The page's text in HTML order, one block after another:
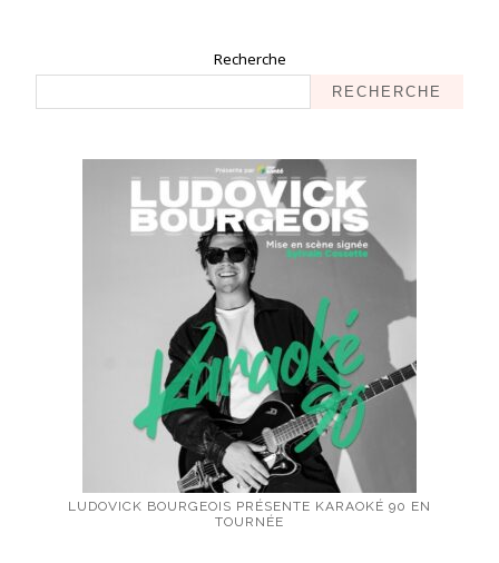
Recherche
RECHERCHE
LUDOVICK BOURGEOIS PRÉSENTE KARAOKÉ 90 EN
TOURNÉE